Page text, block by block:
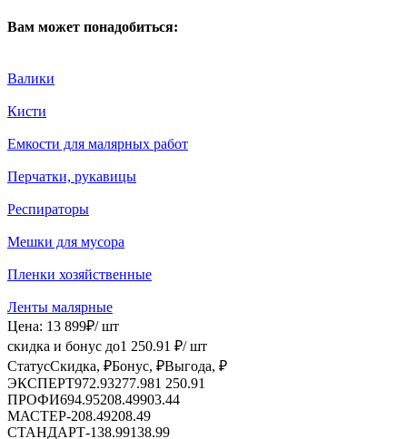
Вам может понадобиться:
Валики
Кисти
Емкости для малярных работ
Перчатки, рукавицы
Респираторы
Мешки для мусора
Пленки хозяйственные
Ленты малярные
Цена: 13 899₽/ шт
скидка и бонус до1 250.91 ₽/ шт
СтатусСкидка, ₽Бонус, ₽Выгода, ₽
ЭКСПЕРТ972.93277.981 250.91
ПРОФИ694.95208.49903.44
МАСТЕР-208.49208.49
СТАНДАРТ-138.99138.99